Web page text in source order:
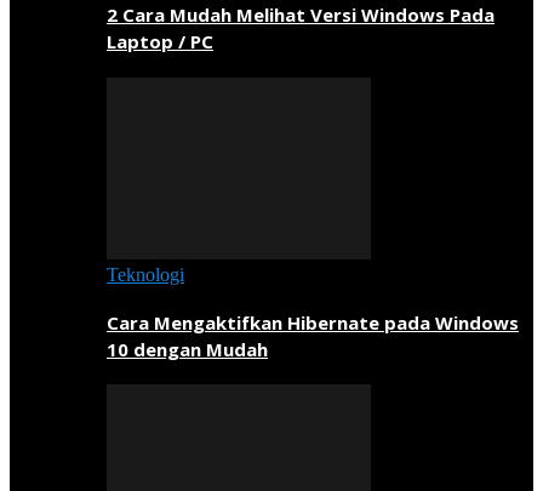
2 Cara Mudah Melihat Versi Windows Pada
Laptop / PC
Teknologi
Cara Mengaktifkan Hibernate pada Windows
10 dengan Mudah